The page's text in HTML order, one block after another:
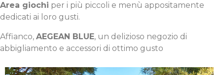
Area giochi per i più piccoli e menù appositamente
dedicati ai loro gusti.
Affianco, AEGEAN BLUE, un delizioso negozio di
abbigliamento e accessori di ottimo gusto